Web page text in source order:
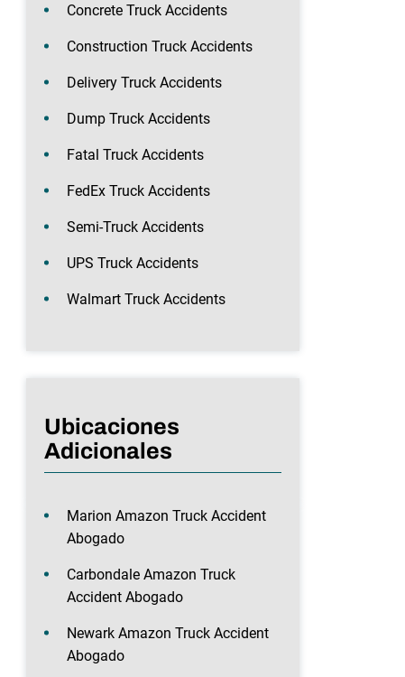
Concrete Truck Accidents
Construction Truck Accidents
Delivery Truck Accidents
Dump Truck Accidents
Fatal Truck Accidents
FedEx Truck Accidents
Semi-Truck Accidents
UPS Truck Accidents
Walmart Truck Accidents
Ubicaciones
Adicionales
Marion Amazon Truck Accident
Abogado
Carbondale Amazon Truck
Accident Abogado
Newark Amazon Truck Accident
Abogado